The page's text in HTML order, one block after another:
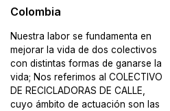
Colombia
Nuestra labor se fundamenta en
mejorar la vida de dos colectivos
con distintas formas de ganarse la
vida; Nos referimos al COLECTIVO
DE RECICLADORAS DE CALLE,
cuyo ámbito de actuación son las